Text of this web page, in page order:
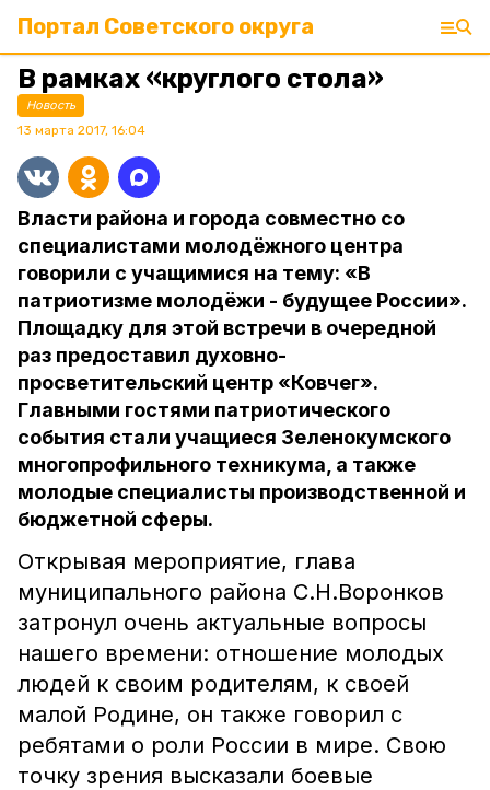
Портал Советского округа
В рамках «круглого стола»
Новость
13 марта 2017, 16:04
Власти района и города совместно со
специалистами молодёжного центра
говорили с учащимися на тему: «В
патриотизме молодёжи - будущее России».
Площадку для этой встречи в очередной
раз предоставил духовно-
просветительский центр «Ковчег».
Главными гостями патриотического
события стали учащиеся Зеленокумского
многопрофильного техникума, а также
молодые специалисты производственной и
бюджетной сферы.
Открывая мероприятие, глава
муниципального района С.Н.Воронков
затронул очень актуальные вопросы
нашего времени: отношение молодых
людей к своим родителям, к своей
малой Родине, он также говорил с
ребятами о роли России в мире. Свою
точку зрения высказали боевые